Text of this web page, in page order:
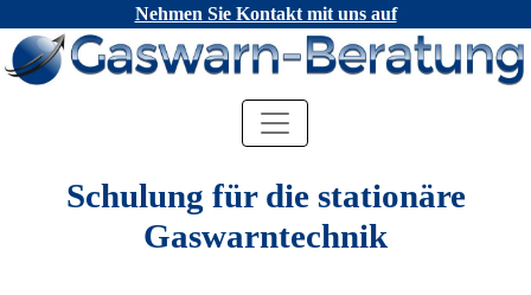
Nehmen Sie Kontakt mit uns auf
Schulung für die stationäre
Gaswarntechnik